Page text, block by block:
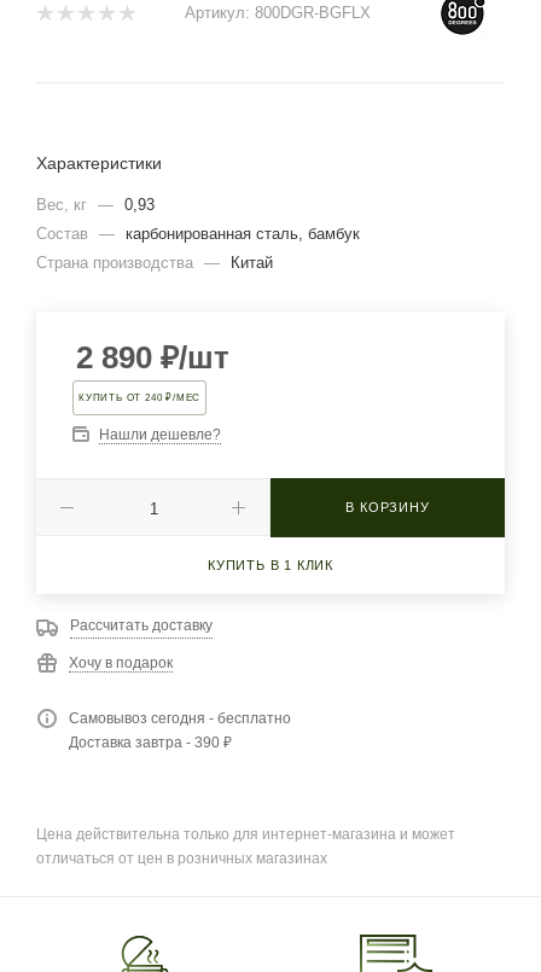
Артикул: 800DGR-BGFLX
Характеристики
Вес, кг — 0,93
Состав
— карбонированная сталь, бамбук
Страна производства — Китай
2 890 ₽/шт
КУПИТЬ ОТ 240 ₽/МЕС
Нашли дешевле?
В КОРЗИНУ
КУПИТЬ В 1 КЛИК
Рассчитать доставку
Хочу в подарок
Самовывоз сегодня - бесплатно
Доставка завтра - 390 ₽
Цена действительна только для интернет-магазина и может
отличаться от цен в розничных магазинах